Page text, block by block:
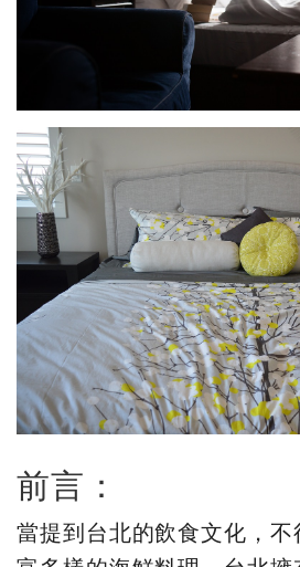
前言：
當提到台北的飲食文化，不